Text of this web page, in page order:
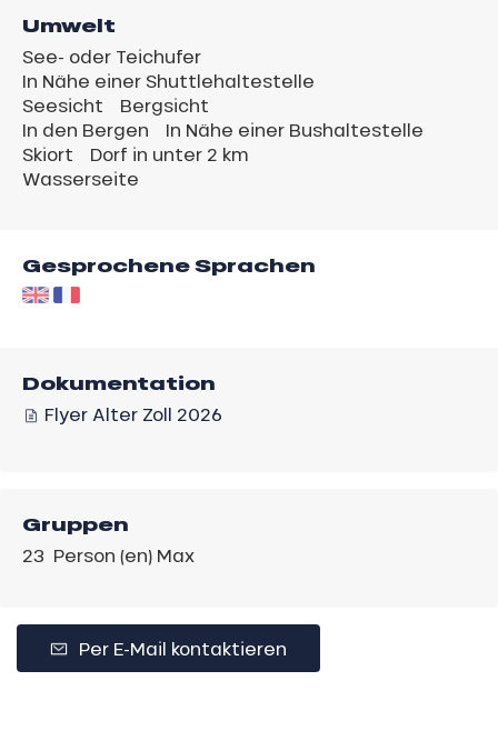
Umwelt
See- oder Teichufer
In Nähe einer Shuttlehaltestelle
Seesicht
Bergsicht
In den Bergen
In Nähe einer Bushaltestelle
Skiort
Dorf in unter 2 km
Wasserseite
Gesprochene Sprachen
Dokumentation
Flyer Alter Zoll 2026
Gruppen
23 Person (en) Max
Per E-Mail kontaktieren